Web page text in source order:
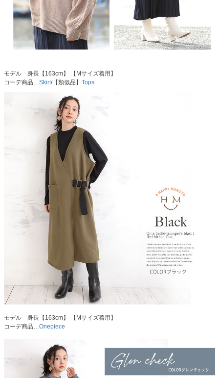
モデル 身長【163cm】 【Mサイズ着用】
コーデ商品…Skirt/【類似品】 Tops
モデル 身長【163cm】 【Mサイズ着用】
コーデ商品…Onepiece